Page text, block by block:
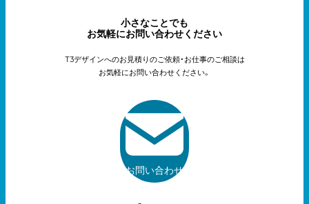
小さなことでも
お気軽にお問い合わせください
T3デザインへのお見積りのご依頼・お仕事のご相談は
お気軽にお問い合わせください。
お問い合わせ